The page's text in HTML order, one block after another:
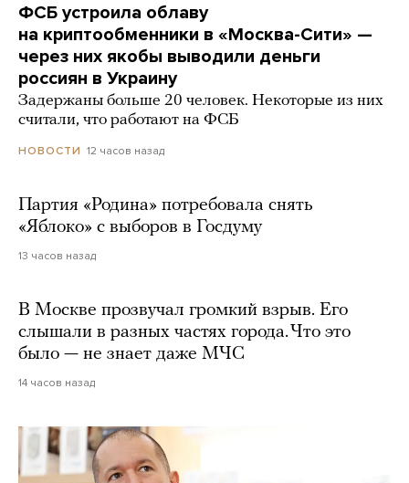
ФСБ устроила облаву
на криптообменники в «Москва-Сити» —
через них якобы выводили деньги
россиян в Украину
Задержаны больше 20 человек. Некоторые из них
считали, что работают на ФСБ
НОВОСТИ 12 часов назад
Партия «Родина» потребовала снять
«Яблоко» с выборов в Госдуму
13 часов назад
В Москве прозвучал громкий взрыв. Его
слышали в разных частях города. Что это
было — не знает даже МЧС
14 часов назад